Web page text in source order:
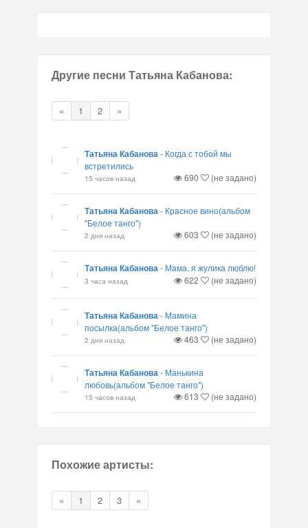
Другие песни Татьяна Кабанова:
« 1 2 »
Татьяна Кабанова- Когда с тобой мы
встретились
15 часов назад 690 (не задано)
Татьяна Кабанова- Красное вино(альбом
"Белое танго")
2 дня назад 603 (не задано)
Татьяна Кабанова- Мама, я жулика люблю!
3 часа назад 622 (не задано)
Татьяна Кабанова- Мамина
посылка(альбом "Белое танго")
2 дня назад 463 (не задано)
Татьяна Кабанова- Манькина
любовь(альбом "Белое танго")
15 часов назад 613 (не задано)
Похожие артисты:
« 1 2 3 »